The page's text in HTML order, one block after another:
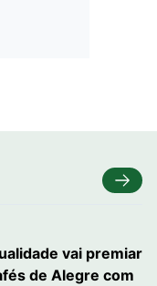
vai premiar
de Alegre com